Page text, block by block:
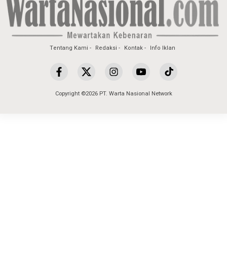
Tentang Kami Redaksi Kontak Info Iklan
Copyright ©2026 PT. Warta Nasional Network